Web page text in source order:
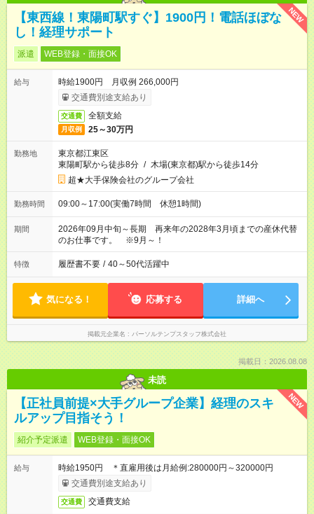
NEW
【東西線！東陽町駅すぐ】1900円！電話ほぼな
し！経理サポート
派遣 WEB登録・面接OK
給与
時給1900円 月収例 266,000円
交通費別途支給あり
交通費 全額支給
月収例 25～30万円
勤務地
東京都江東区
東陽町駅から徒歩8分 / 木場(東京都)駅から徒歩14分
超★大手保険会社のグループ会社
勤務時間 09:00～17:00(実働7時間 休憩1時間)
期間
2026年09月中旬～長期 再来年の2028年3月頃までの産休代替
のお仕事です。 ※9月～！
特徴 履歴書不要 / 40～50代活躍中
気になる！ 応募する 詳細へ
掲載元企業名 パーソルテンプスタッフ株式会社
掲載日：2026.08.08
未読
NEW
【正社員前提×大手グループ企業】経理のスキ
ルアップ目指そう！
紹介予定派遣 WEB登録・面接OK
給与
時給1950円 ＊直雇用後は月給例:280000円～320000円
交通費別途支給あり
交通費 交通費支給